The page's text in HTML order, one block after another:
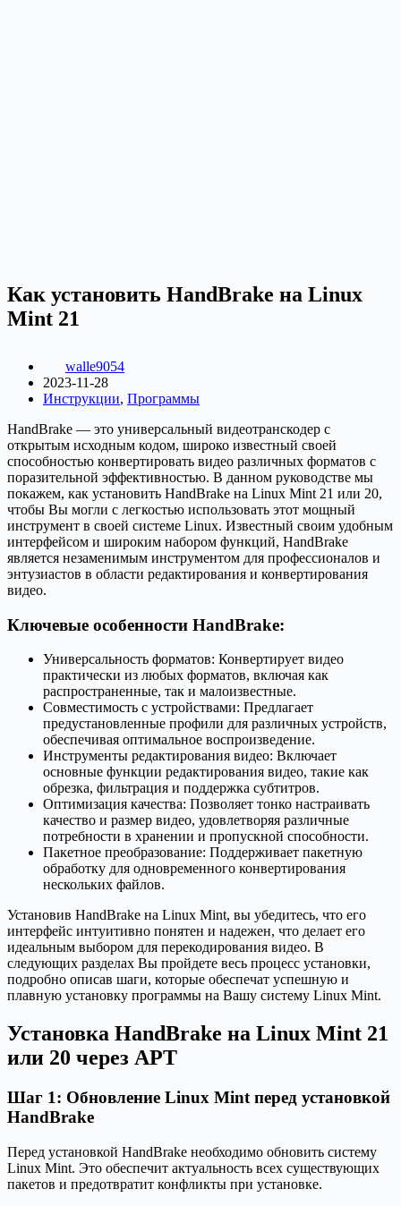
Как установить HandBrake на Linux
Mint 21
walle9054
2023-11-28
Инструкции, Программы
HandBrake — это универсальный видеотранскодер с
открытым исходным кодом, широко известный своей
способностью конвертировать видео различных форматов с
поразительной эффективностью. В данном руководстве мы
покажем, как установить HandBrake на Linux Mint 21 или 20,
чтобы Вы могли с легкостью использовать этот мощный
инструмент в своей системе Linux. Известный своим удобным
интерфейсом и широким набором функций, HandBrake
является незаменимым инструментом для профессионалов и
энтузиастов в области редактирования и конвертирования
видео.
Ключевые особенности HandBrake:
Универсальность форматов: Конвертирует видео
практически из любых форматов, включая как
распространенные, так и малоизвестные.
Совместимость с устройствами: Предлагает
предустановленные профили для различных устройств,
обеспечивая оптимальное воспроизведение.
Инструменты редактирования видео: Включает
основные функции редактирования видео, такие как
обрезка, фильтрация и поддержка субтитров.
Оптимизация качества: Позволяет тонко настраивать
качество и размер видео, удовлетворяя различные
потребности в хранении и пропускной способности.
Пакетное преобразование: Поддерживает пакетную
обработку для одновременного конвертирования
нескольких файлов.
Установив HandBrake на Linux Mint, вы убедитесь, что его
интерфейс интуитивно понятен и надежен, что делает его
идеальным выбором для перекодирования видео. В
следующих разделах Вы пройдете весь процесс установки,
подробно описав шаги, которые обеспечат успешную и
плавную установку программы на Вашу систему Linux Mint.
Установка HandBrake на Linux Mint 21
или 20 через APT
Шаг 1: Обновление Linux Mint перед установкой
HandBrake
Перед установкой HandBrake необходимо обновить систему
Linux Mint. Это обеспечит актуальность всех существующих
пакетов и предотвратит конфликты при установке.